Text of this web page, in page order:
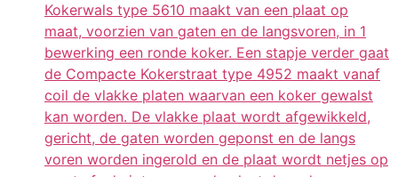
Kokerwals type 5610 maakt van een plaat op
maat, voorzien van gaten en de langsvoren, in 1
bewerking een ronde koker. Een stapje verder gaat
de Compacte Kokerstraat type 4952 maakt vanaf
coil de vlakke platen waarvan een koker gewalst
kan worden. De vlakke plaat wordt afgewikkeld,
gericht, de gaten worden geponst en de langs
voren worden ingerold en de plaat wordt netjes op